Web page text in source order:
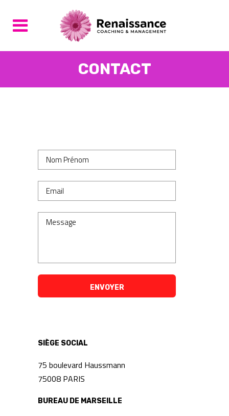
CONTACT
SIÈGE SOCIAL
75 boulevard Haussmann
75008 PARIS
BUREAU DE MARSEILLE